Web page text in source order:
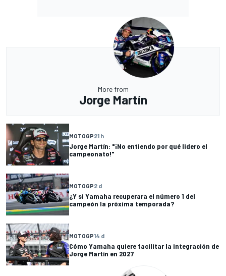
More from
Jorge Martín
MOTOGP21 h
Jorge Martín: "¡No entiendo por qué lidero el
campeonato!"
MOTOGP2 d
¿Y si Yamaha recuperara el número 1 del
campeón la próxima temporada?
MOTOGP14 d
Cómo Yamaha quiere facilitar la integración de
Jorge Martín en 2027